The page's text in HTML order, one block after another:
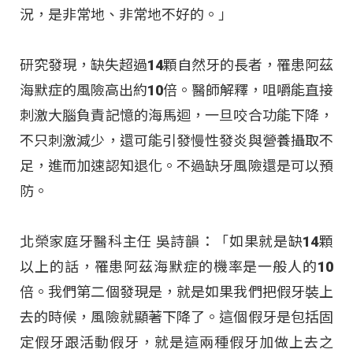
況，是非常地、非常地不好的 。」
研究發現，缺失超過14顆自然牙的長者，罹患阿茲
海默症的風險高出約10倍 。醫師解釋，咀嚼能直接
刺激大腦負責記憶的海馬迴，一旦咬合功能下降，
不只刺激減少，還可能引發慢性發炎與營養攝取不
足，進而加速認知退化 。不過缺牙風險還是可以預
防 。
北榮家庭牙醫科主任 吳詩韻：「如果就是缺14顆
以上的話，罹患阿茲海默症的機率是一般人的10
倍 。我們第二個發現是，就是如果我們把假牙裝上
去的時候，風險就顯著下降了 。這個假牙是包括固
定假牙跟活動假牙，就是這兩種假牙加做上去之